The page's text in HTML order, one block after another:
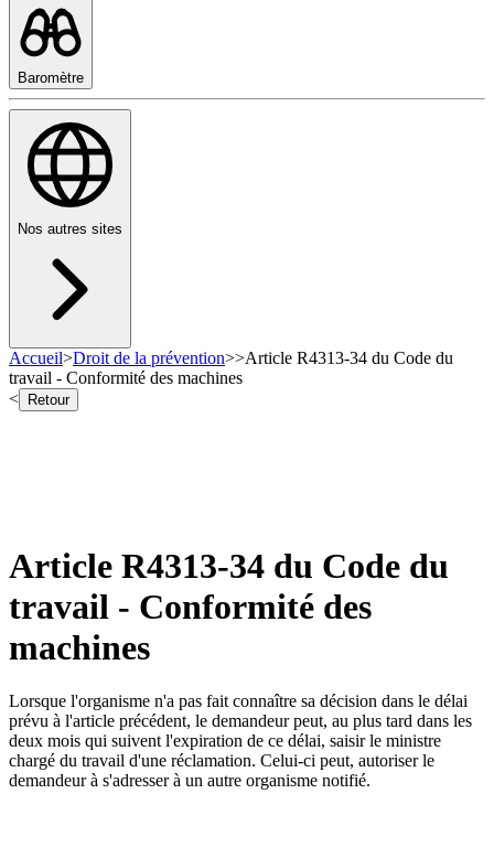
Baromètre
Nos autres sites
Accueil>Droit de la prévention>>Article R4313-34 du Code du
travail - Conformité des machines
<
Retour
Article R4313-34 du Code du
travail - Conformité des
machines
Lorsque l'organisme n'a pas fait connaître sa décision dans le délai
prévu à l'article précédent, le demandeur peut, au plus tard dans les
deux mois qui suivent l'expiration de ce délai, saisir le ministre
chargé du travail d'une réclamation. Celui-ci peut, autoriser le
demandeur à s'adresser à un autre organisme notifié.